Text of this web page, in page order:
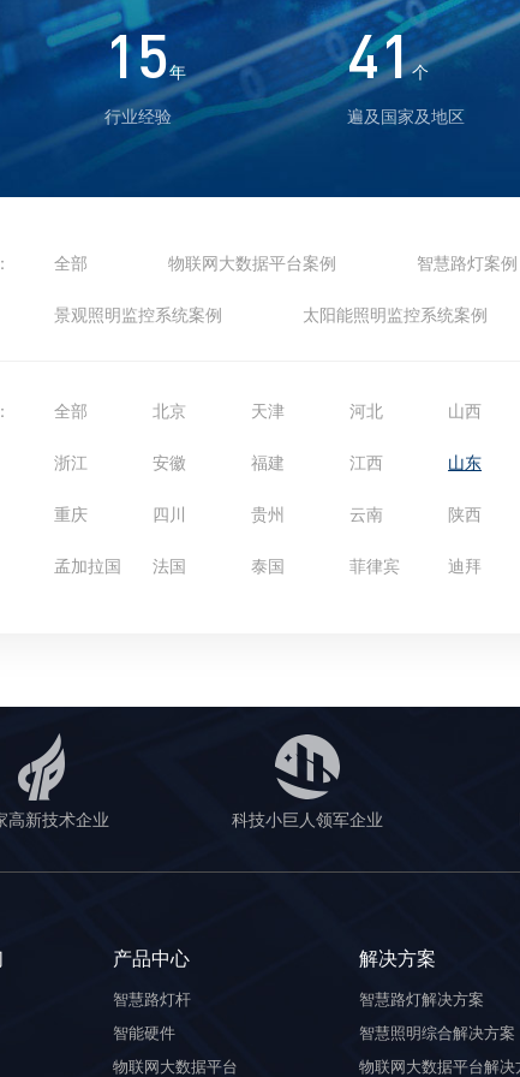
15年
行业经验
41个
遍及国家及地区
全部 物联网大数据平台案例 智慧路灯案例
景观照明监控系统案例 太阳能照明监控系统案例
全部 北京 天津 河北 山西
浙江 安徽 福建 江西 山东
重庆 四川 贵州 云南 陕西
孟加拉国 法国 泰国 菲律宾 迪拜
高新技术企业 科技小巨人领军企业
产品中心
智慧路灯杆
智能硬件
物联网大数据平台
解决方案
智慧路灯解决方案
智慧照明综合解决方案
物联网大数据平台解决